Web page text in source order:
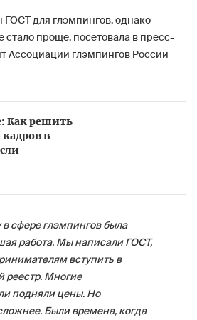
ГОСТ для глэмпингов, однако
проще, посетовала в пресс-
Ассоциации глэмпингов России
Как решить
в
сфере глэмпингов была
работа. Мы написали ГОСТ,
вступить в
реестр. Многие
подняли цены. Но
Были времена, когда